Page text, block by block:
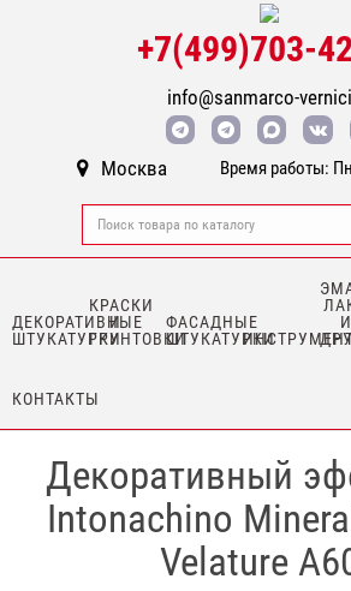
+7(499)703-
info@sanmarco-
Москва Время работы:
ДЕКОРАТИВНЫЕ
ШТУКАТУРКИ
КРАСКИ
И
ГРУНТОВКИ
ФАСАДНЫЕ
ШТУКАТУРКИ
И
КОНТАКТЫ
Декоративный
Intonachino
Velature